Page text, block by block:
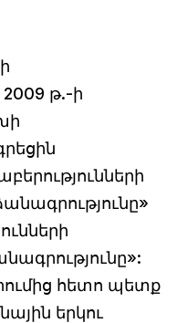
թ.-ի
հետո պետք
երկու